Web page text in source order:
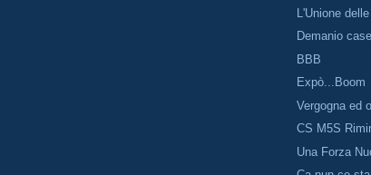
L'Unione
Demanio
BBB
Expò...Boom
Vergogna ed
CS M5S
Una Forza